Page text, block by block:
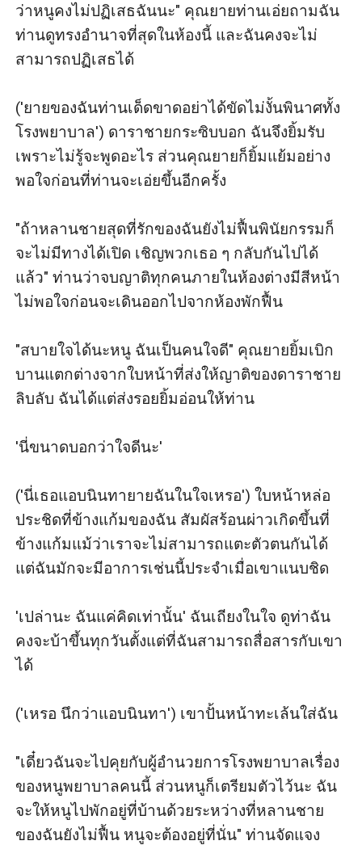
ว่าหนูคงไม่ปฏิเสธฉันนะ" คุณยายท่านเอ่ยถามฉัน
ท่านดูทรงอำนาจที่สุดในห้องนี้ และฉันคงจะไม่
สามารถปฏิเสธได้
('ยายของฉันท่านเด็ดขาดอย่าได้ขัดไม่งั้นพินาศทั้ง
โรงพยาบาล') ดาราชายกระซิบบอก ฉันจึงยิ้มรับ
เพราะไม่รู้จะพูดอะไร ส่วนคุณยายก็ยิ้มแย้มอย่าง
พอใจก่อนที่ท่านจะเอ่ยขึ้นอีกครั้ง
"ถ้าหลานชายสุดที่รักของฉันยังไม่ฟื้นพินัยกรรมก็
จะไม่มีทางได้เปิด เชิญพวกเธอ ๆ กลับกันไปได้
แล้ว" ท่านว่าจบญาติทุกคนภายในห้องต่างมีสีหน้า
ไม่พอใจก่อนจะเดินออกไปจากห้องพักฟื้น
"สบายใจได้นะหนู ฉันเป็นคนใจดี" คุณยายยิ้มเบิก
บานแตกต่างจากใบหน้าที่ส่งให้ญาติของดาราชาย
ลิบลับ ฉันได้แต่ส่งรอยยิ้มอ่อนให้ท่าน
'นี่ขนาดบอกว่าใจดีนะ'
('นี่เธอแอบนินทายายฉันในใจเหรอ') ใบหน้าหล่อ
ประชิดที่ข้างแก้มของฉัน สัมผัสร้อนผ่าวเกิดขึ้นที่
ข้างแก้มแม้ว่าเราจะไม่สามารถแตะตัวตนกันได้
แต่ฉันมักจะมีอาการเช่นนี้ประจำเมื่อเขาแนบชิด
'เปล่านะ ฉันแค่คิดเท่านั้น' ฉันเถียงในใจ ดูท่าฉัน
คงจะบ้าขึ้นทุกวันตั้งแต่ที่ฉันสามารถสื่อสารกับเขา
ได้
('เหรอ นึกว่าแอบนินทา') เขาปั้นหน้าทะเล้นใส่ฉัน
"เดี๋ยวฉันจะไปคุยกับผู้อำนวยการโรงพยาบาลเรื่อง
ของหนูพยาบาลคนนี้ ส่วนหนูก็เตรียมตัวไว้นะ ฉัน
จะให้หนูไปพักอยู่ที่บ้านด้วยระหว่างที่หลานชาย
ของฉันยังไม่ฟื้น หนูจะต้องอยู่ที่นั่น" ท่านจัดแจง